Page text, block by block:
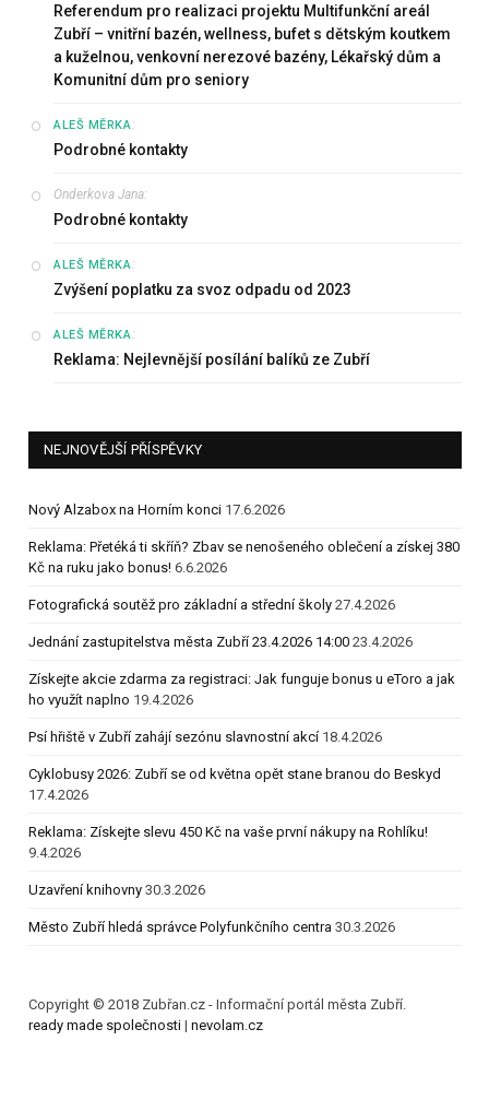
Referendum pro realizaci projektu Multifunkční areál
Zubří – vnitřní bazén, wellness, bufet s dětským koutkem
a kuželnou, venkovní nerezové bazény, Lékařský dům a
Komunitní dům pro seniory
ALEŠ MĚRKA:
Podrobné kontakty
Onderkova Jana:
Podrobné kontakty
ALEŠ MĚRKA:
Zvýšení poplatku za svoz odpadu od 2023
ALEŠ MĚRKA:
Reklama: Nejlevnější posílání balíků ze Zubří
NEJNOVĚJŠÍ PŘÍSPĚVKY
Nový Alzabox na Horním konci 17.6.2026
Reklama: Přetéká ti skříň? Zbav se nenošeného oblečení a získej 380
Kč na ruku jako bonus! 6.6.2026
Fotografická soutěž pro základní a střední školy 27.4.2026
Jednání zastupitelstva města Zubří 23.4.2026 14:00 23.4.2026
Získejte akcie zdarma za registraci: Jak funguje bonus u eToro a jak
ho využít naplno 19.4.2026
Psí hřiště v Zubří zahájí sezónu slavnostní akcí 18.4.2026
Cyklobusy 2026: Zubří se od května opět stane branou do Beskyd
17.4.2026
Reklama: Získejte slevu 450 Kč na vaše první nákupy na Rohlíku!
9.4.2026
Uzavření knihovny 30.3.2026
Město Zubří hledá správce Polyfunkčního centra 30.3.2026
Copyright © 2018 Zubřan.cz - Informační portál města Zubří.
ready made společnosti | nevolam.cz